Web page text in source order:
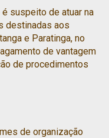
é suspeito de atuar na
destinadas aos
e Paratinga, no
de vantagem
de procedimentos
de organização